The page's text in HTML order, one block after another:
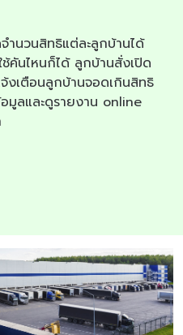
ำนวนสิทธิแต่ละลูกบ้านได้
คันไหนก็ได้ ลูกบ้านสั่งเปิด
งเตือนลูกบ้านจอดเกินสิทธิ
มูลและดูรายงาน online